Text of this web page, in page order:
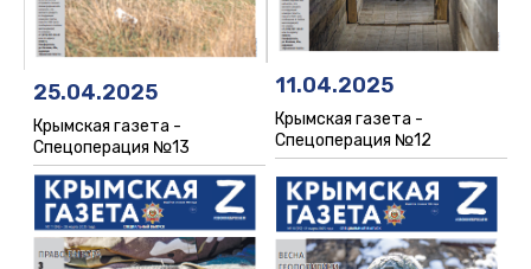
25.04.2025
Крымская газета -
Спецоперация №13
11.04.2025
Крымская газета -
Спецоперация №12